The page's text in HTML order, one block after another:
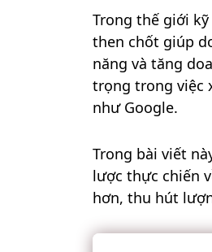
Trong thế giới
then chốt giúp
năng và tăng
trọng trong việc
như Google.
Trong bài viết
lược thực chiến
hơn, thu hút